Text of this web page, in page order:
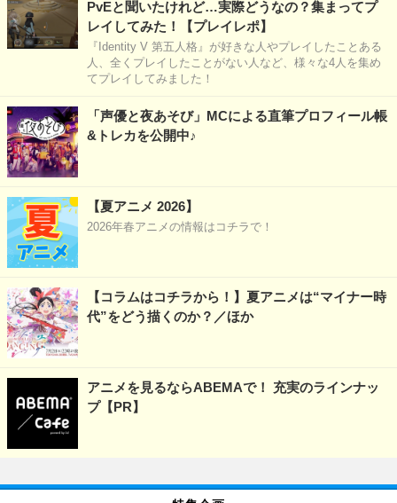
PvEと聞いたけれど…実際どうなの？集まってプ
レイしてみた！【プレイレポ】
『Identity V 第五人格』が好きな人やプレイしたことある
人、全くプレイしたことがない人など、様々な4人を集め
てプレイしてみました！
「声優と夜あそび」MCによる直筆プロフィール帳
&トレカを公開中♪
【夏アニメ 2026】
2026年春アニメの情報はコチラで！
【コラムはコチラから！】夏アニメは“マイナー時
代”をどう描くのか？／ほか
アニメを見るならABEMAで！ 充実のラインナッ
プ【PR】